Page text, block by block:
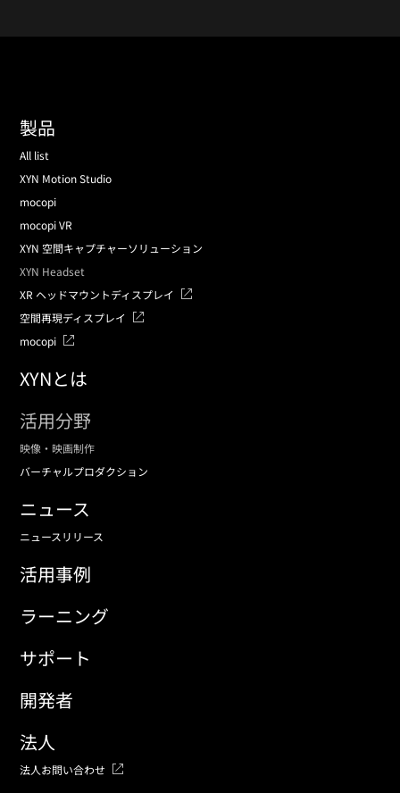
製品
All list
XYN Motion Studio
mocopi
mocopi VR
XYN 空間キャプチャーソリューション
XYN Headset
XR ヘッドマウントディスプレイ
空間再現ディスプレイ
mocopi
XYNとは
活用分野
映像・映画制作
バーチャルプロダクション
ニュース
ニュースリリース
活用事例
ラーニング
サポート
開発者
法人
法人お問い合わせ